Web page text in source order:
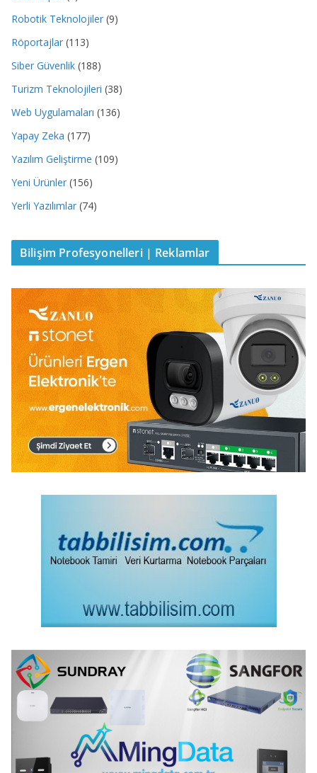
Robotik Teknolojiler (9)
Röportajlar (113)
Siber Güvenlik (188)
Turizm Teknolojileri (38)
Web Uygulamaları (136)
Yapay Zeka (177)
Yazılım Geliştirme (109)
Yeni Ürünler (156)
Yerli Yazılımlar (74)
Bilişim Profesyonelleri | Reklamlar